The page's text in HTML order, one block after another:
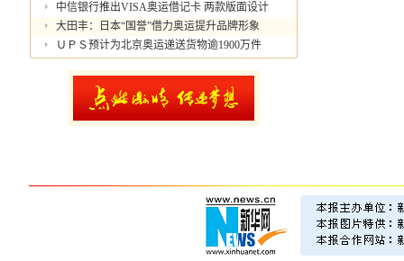
中信银行推出VISA奥运借记卡 两款版面设计
大田丰：日本“国誉”借力奥运提升品牌形象
ＵＰＳ预计为北京奥运递送货物逾1900万件